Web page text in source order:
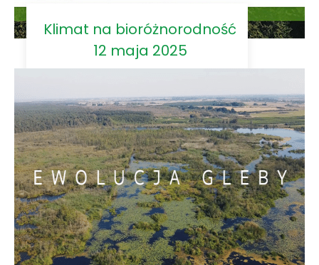
Klimat na bioróżnorodność
12 maja 2025